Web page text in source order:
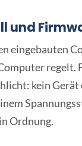
und
eingebauten
kein
Ordnung.